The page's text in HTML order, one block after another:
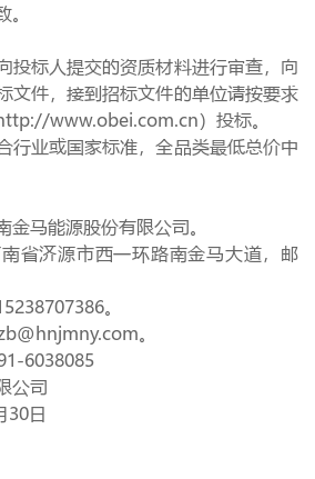
投标人提交的资质材料进行审查，向
文件，接到招标文件的单位请按要求
www.obei.com.cn）投标。
行业或国家标准，全品类最低总价中
金马能源股份有限公司。
南省济源市西一环路南金马大道，邮
。
。
6038085
公司
30日